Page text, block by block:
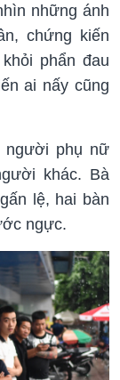
những ánh
chứng kiến
phẩn đau
ai nấy cũng
người phụ nữ
khác. Bà
lệ, hai bàn
ngực.